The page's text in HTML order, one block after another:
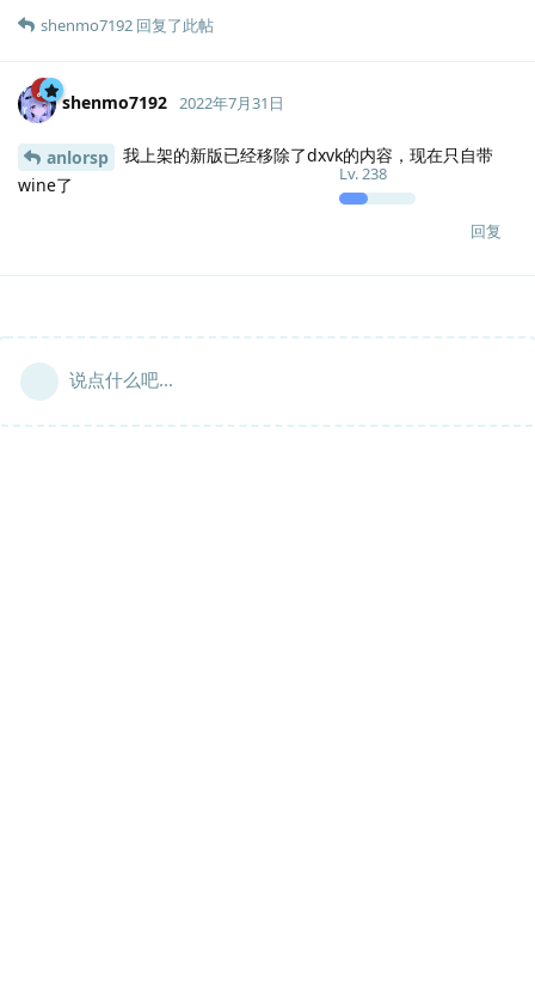
shenmo7192 回复了此帖
shenmo7192
Lv.238
2022年7月31日
anlorsp
我上架的新版已经移除了dxvk的内容，现在只自带
wine了
回复
说点什么吧...